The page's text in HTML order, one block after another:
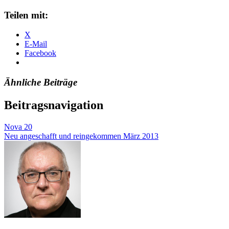
Teilen mit:
X
E-Mail
Facebook
Ähnliche Beiträge
Beitragsnavigation
Nova 20
Neu angeschafft und reingekommen März 2013